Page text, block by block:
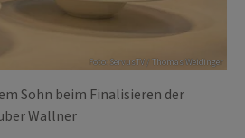
Foto: ServusTV / Thomas Weidinger
Sohn beim Finalisieren der
Wallner